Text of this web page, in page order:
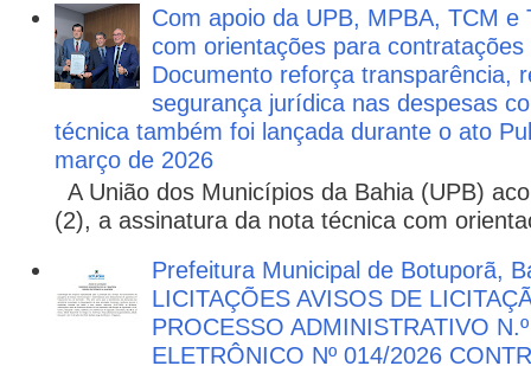
Com apoio da UPB, MPBA, TCM
com orientações para
Documento reforça transparência,
segurança jurídica nas despesas
técnica também foi lançada durante o ato
março de 2026
A União dos Municípios da Bahia (UPB)
(2), a assinatura da nota técnica com
Prefeitura Municipal de Botuporã,
LICITAÇÕES AVISOS DE
PROCESSO ADMINISTRATIVO
ELETRÔNICO Nº 014/2026